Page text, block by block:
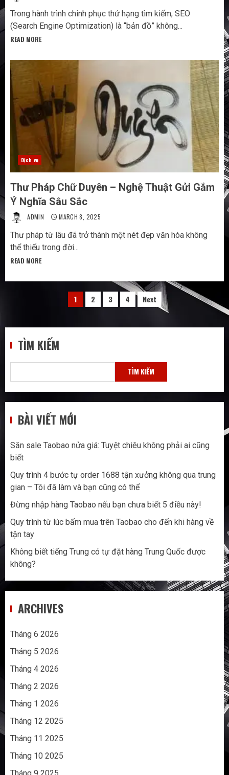
Trong hành trình chinh phục thứ hạng tìm kiếm, SEO
(Search Engine Optimization) là “bản đồ” không...
READ MORE
Dịch vụ
Thư Pháp Chữ Duyên – Nghệ Thuật Gửi Gắm
Ý Nghĩa Sâu Sắc
ADMIN MARCH 8, 2025
Thư pháp từ lâu đã trở thành một nét đẹp văn hóa không
thể thiếu trong đời...
READ MORE
Phân
viết
1 2 3 4 Next
TÌM KIẾM
TÌM KIẾM
BÀI VIẾT MỚI
Săn sale Taobao nửa giá: Tuyệt chiêu không phải ai cũng
biết
Quy trình 4 bước tự order 1688 tận xưởng không qua trung
gian – Tôi đã làm và bạn cũng có thể
Đừng nhập hàng Taobao nếu bạn chưa biết 5 điều này!
Quy trình từ lúc bấm mua trên Taobao cho đến khi hàng về
tận tay
Không biết tiếng Trung có tự đặt hàng Trung Quốc được
không?
ARCHIVES
Tháng 6 2026
Tháng 5 2026
Tháng 4 2026
Tháng 2 2026
Tháng 1 2026
Tháng 12 2025
Tháng 11 2025
Tháng 10 2025